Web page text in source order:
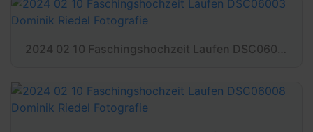
2024 02 10 Faschingshochzeit Laufen DSC06003 Dominik Riedel Fotografie